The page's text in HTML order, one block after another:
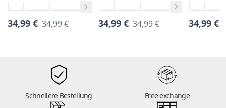
34,99 € 34,99 € 34,99 € 34,99 € 34,99 €
Schnellere Bestellung Free exchange